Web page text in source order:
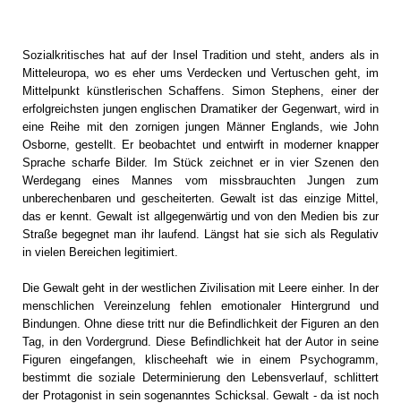
Sozialkritisches hat auf der Insel Tradition und steht, anders als in
Mitteleuropa, wo es eher ums Verdecken und Vertuschen geht, im
Mittelpunkt künstlerischen Schaffens. Simon Stephens, einer der
erfolgreichsten jungen englischen Dramatiker der Gegenwart, wird in
eine Reihe mit den zornigen jungen Männer Englands, wie John
Osborne, gestellt. Er beobachtet und entwirft in moderner knapper
Sprache scharfe Bilder. Im Stück zeichnet er in vier Szenen den
Werdegang eines Mannes vom missbrauchten Jungen zum
unberechenbaren und gescheiterten. Gewalt ist das einzige Mittel,
das er kennt. Gewalt ist allgegenwärtig und von den Medien bis zur
Straße begegnet man ihr laufend. Längst hat sie sich als Regulativ
in vielen Bereichen legitimiert.
Die Gewalt geht in der westlichen Zivilisation mit Leere einher. In der
menschlichen Vereinzelung fehlen emotionaler Hintergrund und
Bindungen. Ohne diese tritt nur die Befindlichkeit der Figuren an den
Tag, in den Vordergrund. Diese Befindlichkeit hat der Autor in seine
Figuren eingefangen, klischeehaft wie in einem Psychogramm,
bestimmt die soziale Determinierung den Lebensverlauf, schlittert
der Protagonist in sein sogenanntes Schicksal. Gewalt - da ist noch